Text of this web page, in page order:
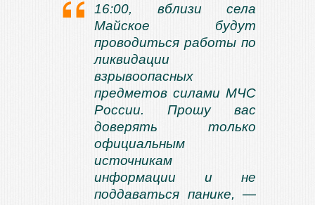
16:00, вблизи села
Майское будут
проводиться работы по
ликвидации
взрывоопасных
предметов силами МЧС
России. Прошу вас
доверять только
официальным
источникам
информации и не
поддаваться панике, —